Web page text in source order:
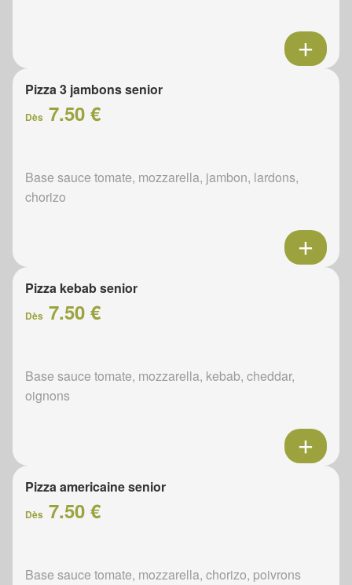
Pizza 3 jambons senior
Dès 7.50 €
Base sauce tomate, mozzarella, jambon, lardons,
chorizo
Pizza kebab senior
Dès 7.50 €
Base sauce tomate, mozzarella, kebab, cheddar,
oignons
Pizza americaine senior
Dès 7.50 €
Base sauce tomate, mozzarella, chorizo, poivrons